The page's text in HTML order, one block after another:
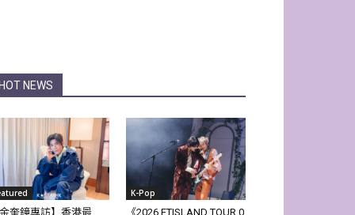
HOT NEWS
金奎鐘專訪】香港最
K-Pop
《2026 FTISLAND TOUR 0